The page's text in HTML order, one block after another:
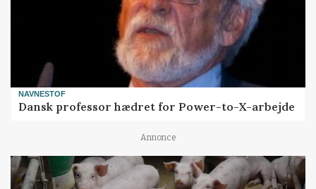
NAVNESTOF
Dansk professor hædret for Power-to-X-arbejde
Annonce